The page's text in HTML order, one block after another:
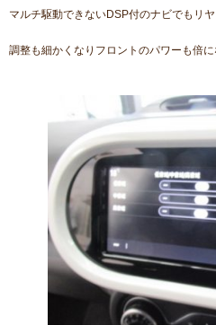
マルチ駆動できないDSP付のナビでもリ
調整も細かくなりフロントのパワーも倍に